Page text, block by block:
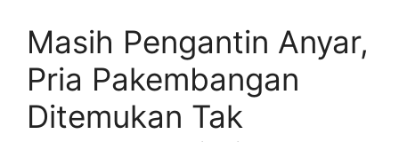
Masih Pengantin Anyar,
Pria Pakembangan
Ditemukan Tak